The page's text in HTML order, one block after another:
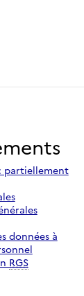
partiellement
données à
RGS